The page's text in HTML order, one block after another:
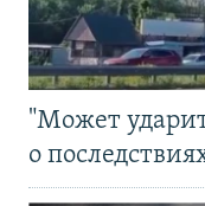
"Может
о